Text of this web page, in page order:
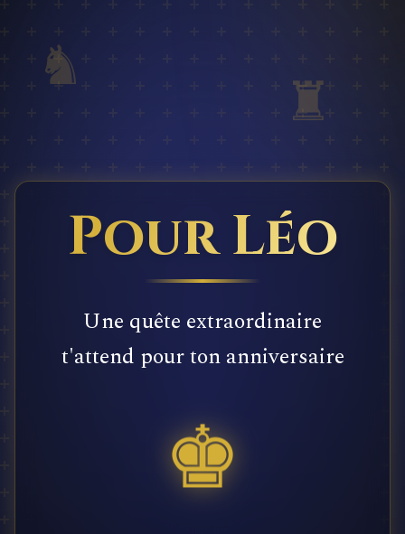
♞ ♜
Pour Léo
Une quête extraordinaire
t'attend pour ton anniversaire
♚